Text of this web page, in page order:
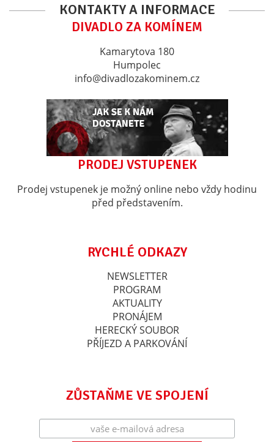
KONTAKTY A INFORMACE
DIVADLO ZA KOMÍNEM
Kamarytova 180
Humpolec
info@divadlozakominem.cz
PRODEJ VSTUPENEK
Prodej vstupenek je možný online nebo vždy hodinu
před představením.
RYCHLÉ ODKAZY
NEWSLETTER
PROGRAM
AKTUALITY
PRONÁJEM
HERECKÝ SOUBOR
PŘÍJEZD A PARKOVÁNÍ
ZŮSTAŇME VE SPOJENÍ